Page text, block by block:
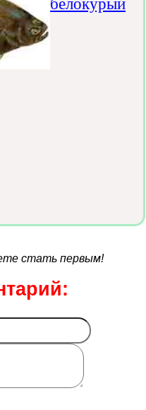
белокурый
стать первым!